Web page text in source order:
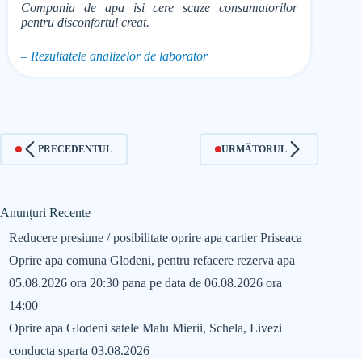
Compania de apa isi cere scuze consumatorilor
pentru disconfortul creat.
– Rezultatele analizelor de laborator
PRECEDENTUL URMĂTORUL
Anunțuri Recente
Reducere presiune / posibilitate oprire apa cartier Priseaca
Oprire apa comuna Glodeni, pentru refacere rezerva apa
05.08.2026 ora 20:30 pana pe data de 06.08.2026 ora
14:00
Oprire apa Glodeni satele Malu Mierii, Schela, Livezi
conducta sparta 03.08.2026